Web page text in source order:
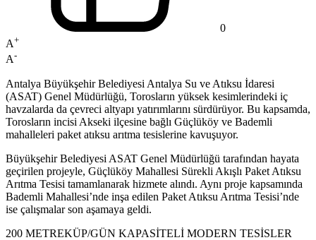
0
A+
A-
Antalya Büyükşehir Belediyesi Antalya Su ve Atıksu İdaresi
(ASAT) Genel Müdürlüğü, Torosların yüksek kesimlerindeki iç
havzalarda da çevreci altyapı yatırımlarını sürdürüyor. Bu kapsamda,
Torosların incisi Akseki ilçesine bağlı Güçlüköy ve Bademli
mahalleleri paket atıksu arıtma tesislerine kavuşuyor.
Büyükşehir Belediyesi ASAT Genel Müdürlüğü tarafından hayata
geçirilen projeyle, Güçlüköy Mahallesi Sürekli Akışlı Paket Atıksu
Arıtma Tesisi tamamlanarak hizmete alındı. Aynı proje kapsamında
Bademli Mahallesi’nde inşa edilen Paket Atıksu Arıtma Tesisi’nde
ise çalışmalar son aşamaya geldi.
200 METREKÜP/GÜN KAPASİTELİ MODERN TESİSLER